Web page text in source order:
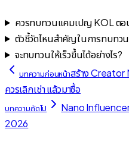
ควรทบทวนแคมเปญ KOL ตอ
ตัวชี้วัดไหนสำคัญในการทบทว
จะทบทวนให้เร็วขึ้นได้อย่างไร?
บทความก่อนหน้าสร้าง Creator
ควรเลิกเช่า แล้วมาซื้อ
บทความถัดไป
Nano Influencer
2026